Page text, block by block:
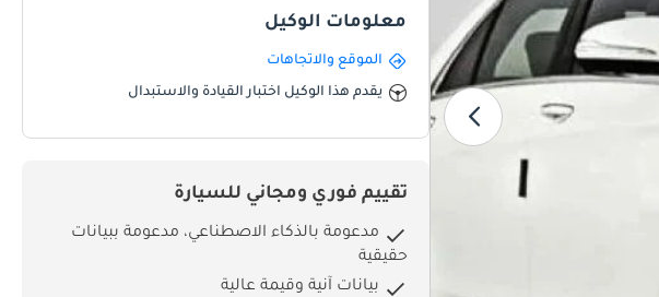
معلومات الوكيل
الموقع والاتجاهات
يقدم هذا الوكيل اختبار القيادة والاستبدال
تقييم فوري ومجاني للسيارة
مدعومة بالذكاء الاصطناعي، مدعومة ببيانات
حقيقية
بيانات آنية وقيمة عالية